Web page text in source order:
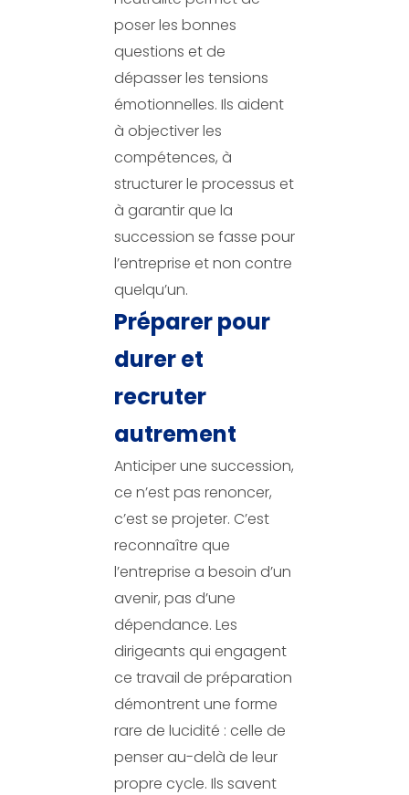
poser les bonnes
questions et de
dépasser les tensions
émotionnelles. Ils aident
à objectiver les
compétences, à
structurer le processus et
à garantir que la
succession se fasse pour
l’entreprise et non contre
quelqu’un.
Préparer pour
durer et
recruter
autrement
Anticiper une succession,
ce n’est pas renoncer,
c’est se projeter. C’est
reconnaître que
l’entreprise a besoin d’un
avenir, pas d’une
dépendance. Les
dirigeants qui engagent
ce travail de préparation
démontrent une forme
rare de lucidité : celle de
penser au-delà de leur
propre cycle. Ils savent